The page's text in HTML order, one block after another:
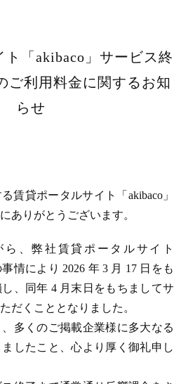
「akibaco」サービス終
ご利用料金に関するお知
らせ
賃貸ポータルサイト「akibaco」
ありがとうございます。
、弊社賃貸ポータルサイト
事情により 2026 年 3 月 17 日をも
、同年 4 月末日をもちましてサ
だくこととなりました。
多くのご掲載企業様に多大なる
したこと、心より厚く御礼申し